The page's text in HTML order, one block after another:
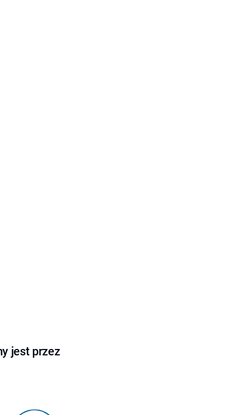
jest przez